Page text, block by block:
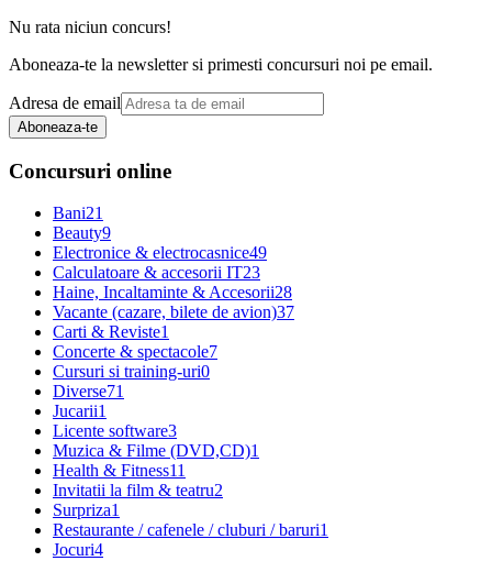
Nu rata niciun concurs!
Aboneaza-te la newsletter si primesti concursuri noi pe email.
Adresa de email
Aboneaza-te
Concursuri online
Bani21
Beauty9
Electronice & electrocasnice49
Calculatoare & accesorii IT23
Haine, Incaltaminte & Accesorii28
Vacante (cazare, bilete de avion)37
Carti & Reviste1
Concerte & spectacole7
Cursuri si training-uri0
Diverse71
Jucarii1
Licente software3
Muzica & Filme (DVD,CD)1
Health & Fitness11
Invitatii la film & teatru2
Surpriza1
Restaurante / cafenele / cluburi / baruri1
Jocuri4